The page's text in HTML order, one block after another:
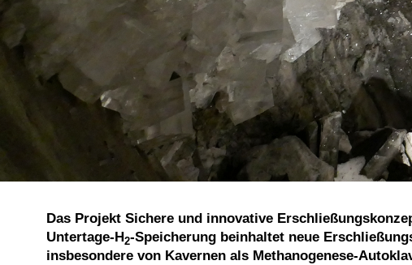
Das Projekt Sichere und innovative
Untertage-H 2-Speicherung beinhaltet neue
insbesondere von Kavernen als Methanogenese-